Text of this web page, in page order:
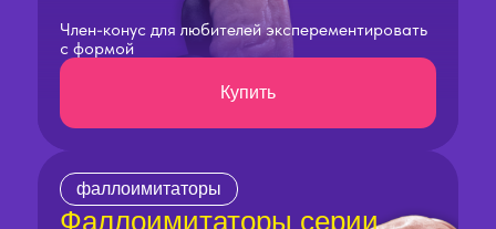
Член-конус для любителей эксперементировать
с формой
Купить
фаллоимитаторы
Фаллоимитаторы серии